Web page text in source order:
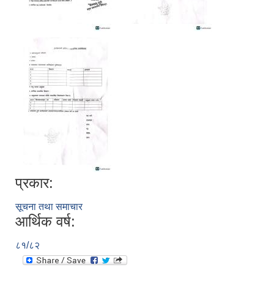
प्रकार:
सूचना तथा समाचार
आर्थिक वर्ष:
८१/८२